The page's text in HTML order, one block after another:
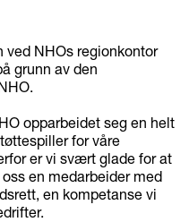
ved NHOs regionkontor
grunn av den
opparbeidet seg en helt
for våre
er vi svært glade for at
en medarbeider med
en kompetanse vi